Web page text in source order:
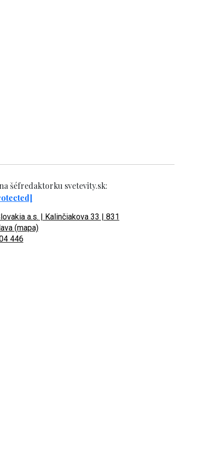
šéfredaktorku svetevity.sk:
a.s. | Kalinčiakova 33 | 831
(mapa)
446